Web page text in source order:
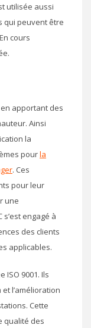
utilisée aussi
qui peuvent être
cours
en apportant des
Ainsi
la
pourla
. Ces
pour leur
une
s’est engagé à
des clients
applicables.
ISO 9001. Ils
l’amélioration
Cette
qualité des